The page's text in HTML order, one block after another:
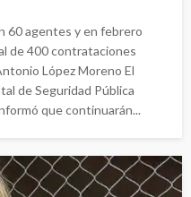
60 agentes y en febrero
de 400 contrataciones
López Moreno El
de Seguridad Pública
que continuarán...